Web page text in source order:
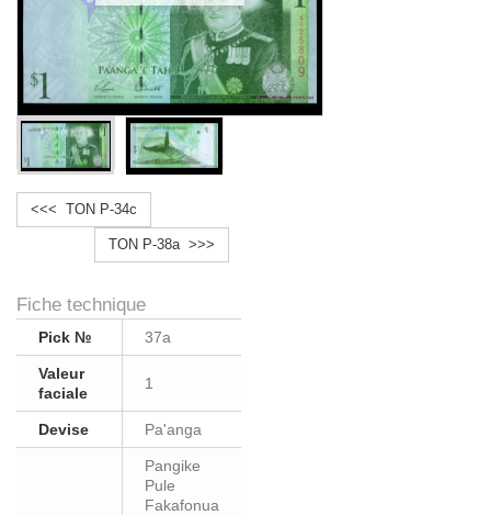
<<< TON P-34c
TON P-38a >>>
Fiche technique
Pick № 37a
Valeur
faciale
1
Devise Pa'anga
Pangike
Pule
Fakafonua